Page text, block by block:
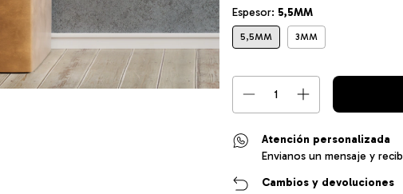
Espesor: 5,5MM
5,5MM 3MM
Atención personalizada
Envianos un mensaje y
Cambios y devoluciones